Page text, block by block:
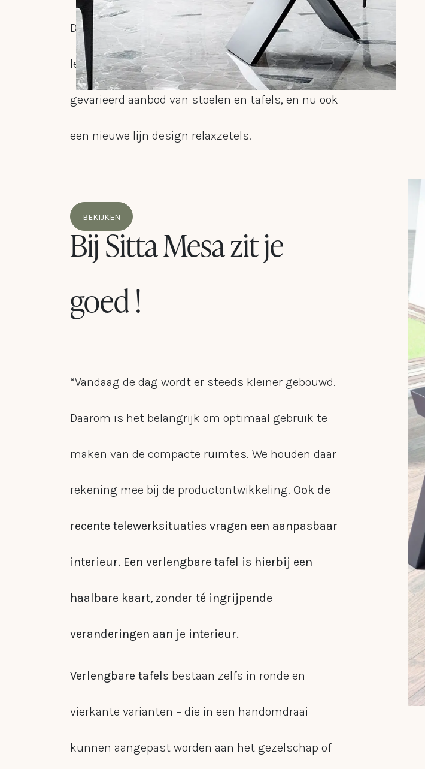
Deinze speelt perfect in op de eigentijdse
leefwereld, door middel van een zeer uitgebreid en
gevarieerd aanbod van stoelen en tafels, en nu ook
een nieuwe lijn design relaxzetels.
BEKIJKEN
Bij Sitta Mesa zit je
goed !
“Vandaag de dag wordt er steeds kleiner gebouwd.
Daarom is het belangrijk om optimaal gebruik te
maken van de compacte ruimtes. We houden daar
rekening mee bij de productontwikkeling. Ook de
recente telewerksituaties vragen een aanpasbaar
interieur. Een verlengbare tafel is hierbij een
haalbare kaart, zonder té ingrijpende
veranderingen aan je interieur.
Verlengbare tafels bestaan zelfs in ronde en
vierkante varianten – die in een handomdraai
kunnen aangepast worden aan het gezelschap of